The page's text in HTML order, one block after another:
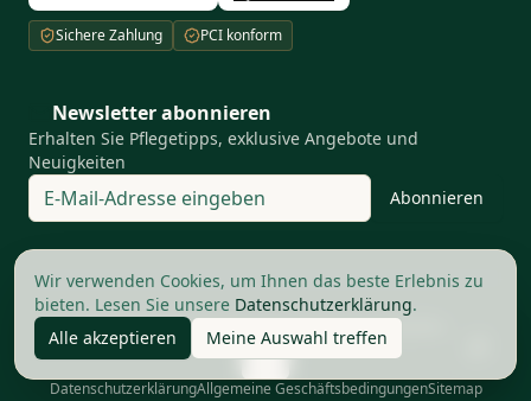
Sichere Zahlung PCI konform
Newsletter abonnieren
Erhalten Sie Pflegetipps, exklusive Angebote und
Neuigkeiten
Abonnieren
© The Good Barbers AG. Alle Rechte vorbehalten
DatenschutzerklärungAllgemeine GeschäftsbedingungenSitemap
Ihre Privatsphäre ist uns wichtig
Wir verwenden Cookies, um Ihnen das beste Erlebnis zu
bieten. Lesen Sie unsere Datenschutzerklärung.
Alle akzeptieren
Meine Auswahl treffen